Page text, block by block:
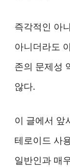
즉각적인 아
아니더라도
존의 문제성
않다.
이 글에서 앞
테로이드 사
일반인과 매